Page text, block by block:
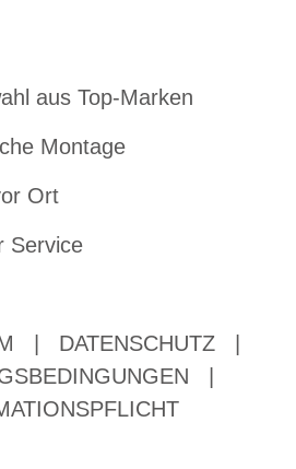
aus Top-Marken
Montage
Ort
Service
DATENSCHUTZ